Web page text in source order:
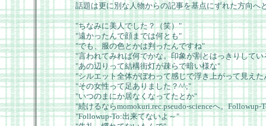
話題は更に別な人物からの記事を基点にずれた方向へ
"ちなみに美人でした？（笑）"
"遠かったんで顔までは何とも"
"でも、服の色とかは判ったんですね"
"言われてみれば何でかな。印象が割とはっきりしてい
"あの辺りって結構街灯が疎らで暗い様な"
"シルエット全体がぼわって感じで浮き上がって見えた
"その女性って足ありました？^^;"
"いつのまにか居なくなってたとか"
"続けるならmomokuri.rec.pseudo-scienceへ。Followup-
"Followup-To:出来てないよ～"